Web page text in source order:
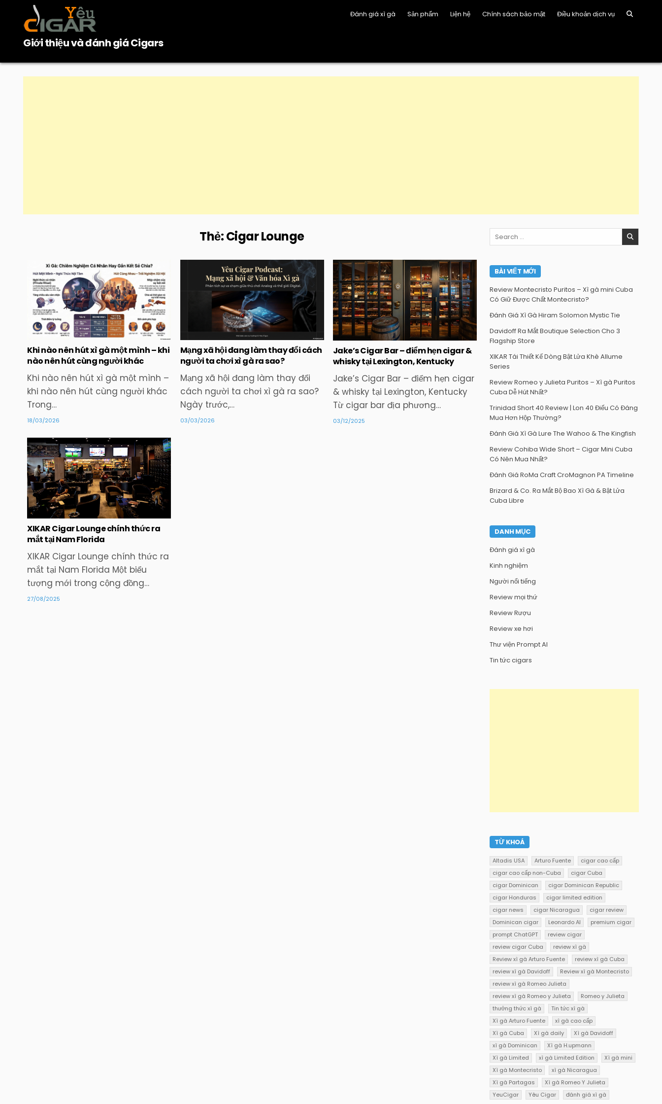
content
Giới thiệu và đánh giá Cigars
Đánh giá xì gà Sản phẩm Liện hệ Chính sách bảo mật Điều khoản dịch vụ
Thẻ:Cigar Lounge
Posted
in
Khi nào nên hút xì gà một mình – khi
nào nên hút cùng người khác
Khi nào nên hút xì gà một mình –
khi nào nên hút cùng người khác
Trong…
18/03/2026
Posted
in
Mạng xã hội đang làm thay đổi cách
người ta chơi xì gà ra sao?
Mạng xã hội đang làm thay đổi
cách người ta chơi xì gà ra sao?
Ngày trước,…
03/03/2026
Posted
in
Jake’s Cigar Bar – điểm hẹn cigar &
whisky tại Lexington, Kentucky
Jake’s Cigar Bar – điểm hẹn cigar
& whisky tại Lexington, Kentucky
Từ cigar bar địa phương…
03/12/2025
Posted
in
XIKAR Cigar Lounge chính thức ra
mắt tại Nam Florida
XIKAR Cigar Lounge chính thức ra
mắt tại Nam Florida Một biểu
tượng mới trong cộng đồng…
27/08/2025
Search
for:
BÀI VIẾT MỚI
Review Montecristo Puritos – Xì gà mini Cuba
Có Giữ Được Chất Montecristo?
Đánh Giá Xì Gà Hiram Solomon Mystic Tie
Davidoff Ra Mắt Boutique Selection Cho 3
Flagship Store
XIKAR Tái Thiết Kế Dòng Bật Lửa Khè Allume
Series
Review Romeo y Julieta Puritos – Xì gà Puritos
Cuba Dễ Hút Nhất?
Trinidad Short 40 Review | Lon 40 Điếu Có Đáng
Mua Hơn Hộp Thường?
Đánh Giá Xì Gà Lure The Wahoo & The Kingfish
Review Cohiba Wide Short – Cigar Mini Cuba
Có Nên Mua Nhất?
Đánh Giá RoMa Craft CroMagnon PA Timeline
Brizard & Co. Ra Mắt Bộ Bao Xì Gà & Bật Lửa
Cuba Libre
DANH MỤC
Đánh giá xì gà
Kinh nghiệm
Người nổi tiếng
Review mọi thứ
Review Rượu
Review xe hơi
Thư viện Prompt AI
Tin tức cigars
TỪ KHOÁ
Altadis USA Arturo Fuente
cigar cao cấp
cigar cao cấp non-Cuba
cigar Cuba
cigar Dominican
cigar Dominican Republic
cigar Honduras
cigar limited edition
cigar news
cigar Nicaragua
cigar review
Dominican cigar
Leonardo AI
premium cigar
prompt ChatGPT
review cigar
review cigar Cuba
review xì gà
Review xì gà Arturo Fuente
review xì gà Cuba
review xì gà Davidoff
Review xì gà Montecristo
review xì gà Romeo Julieta
review xì gà Romeo y Julieta
Romeo y Julieta
thưởng thức xì gà
Tin tức xì gà
Xì gà Arturo Fuente
xì gà cao cấp
Xì gà Cuba
Xì gà daily
Xì gà Davidoff
xì gà Dominican
Xì gà H.upmann
Xì gà Limited
xì gà Limited Edition
Xì gà mini
Xì gà Montecristo
xì gà Nicaragua
Xì gà Partagas
Xì gà Romeo Y Julieta
YeuCigar
Yêu Cigar đánh giá xì gà